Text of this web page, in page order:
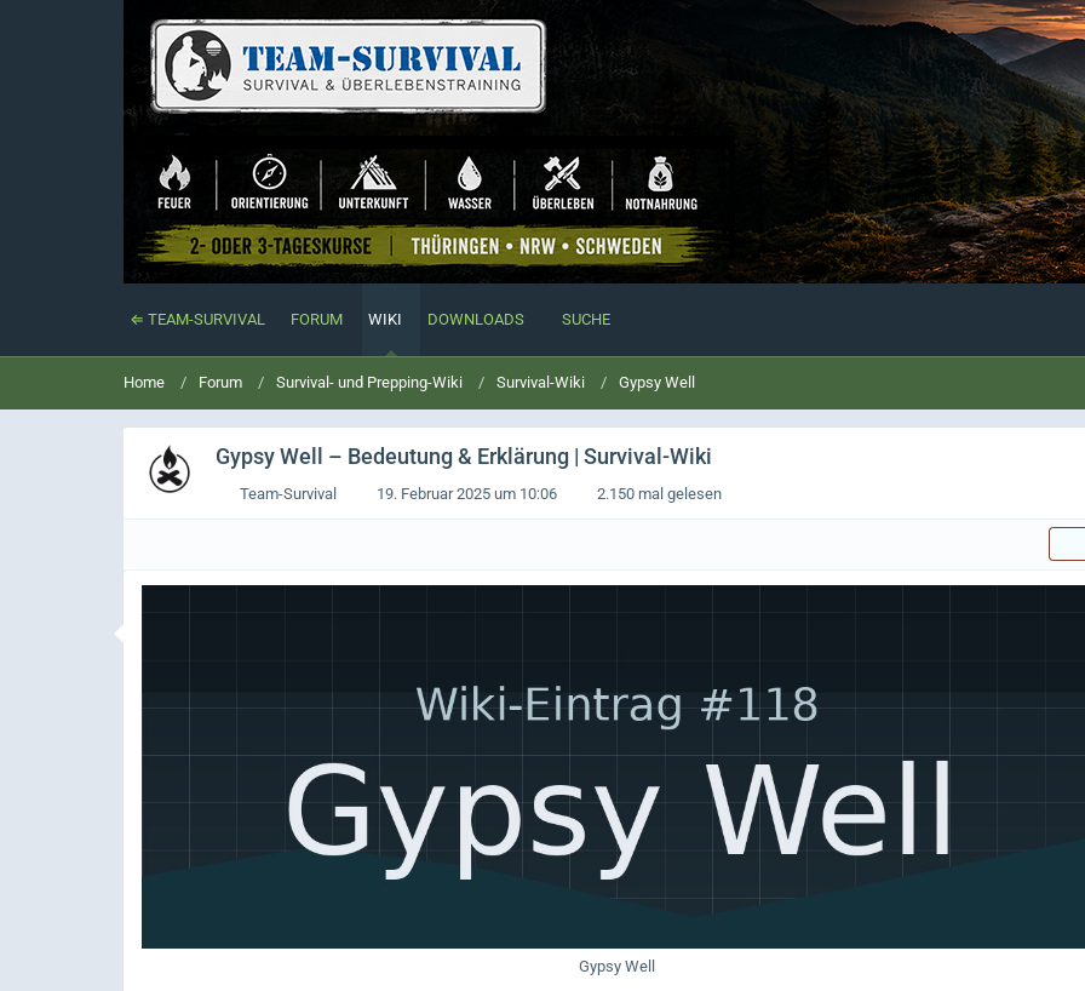
⇐ TEAM-SURVIVAL FORUM WIKI DOWNLOADS SUCHE
Home Forum Survival- und Prepping-Wiki Survival-Wiki Gypsy Well
Gypsy Well – Bedeutung & Erklärung | Survival-Wiki
Team-Survival 19. Februar 2025 um 10:06 2.150 mal gelesen
Gypsy Well